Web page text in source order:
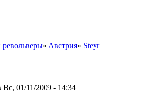
» Австрия» Steyr
01/11/2009 - 14:34